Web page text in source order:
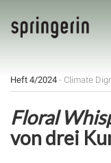
Heft 4/2024 - Climate
Floral
von drei